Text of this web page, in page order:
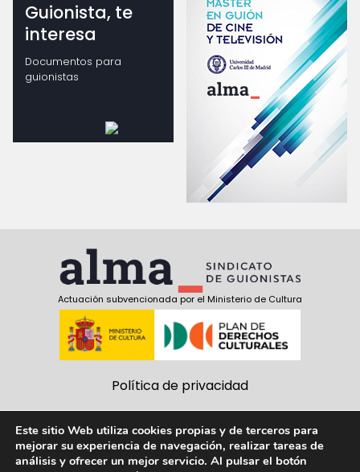
Guionista, te
interesa
Documentos para
guionistas
Actuación subvencionada por el Ministerio de Cultura
Política de privacidad
Aviso Legal
Este sitio Web utiliza cookies propias y de terceros para
mejorar su experiencia de navegación, realizar tareas de
análisis y ofrecer un mejor servicio. Al pulsar el botón